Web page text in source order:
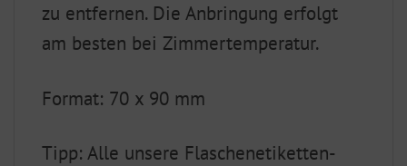
zu entfernen. Die Anbringung erfolgt
am besten bei Zimmertemperatur.
Format: 70 x 90 mm
Tipp: Alle unsere Flaschenetiketten-